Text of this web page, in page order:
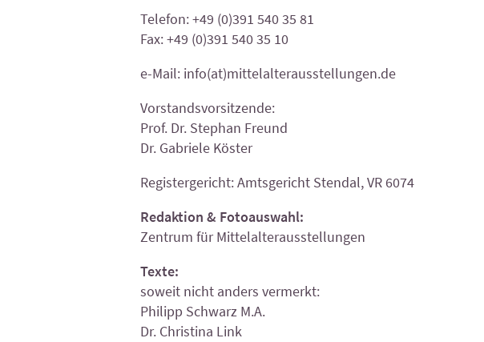
Telefon: +49 (0)391 540 35 81
Fax: +49 (0)391 540 35 10
e-Mail: info(at)mittelalterausstellungen.de
Vorstandsvorsitzende:
Prof. Dr. Stephan Freund
Dr. Gabriele Köster
Registergericht: Amtsgericht Stendal, VR 6074
Redaktion & Fotoauswahl:
Zentrum für Mittelalterausstellungen
Texte:
soweit nicht anders vermerkt:
Philipp Schwarz M.A.
Dr. Christina Link